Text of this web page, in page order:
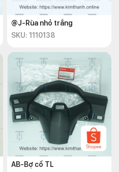
@J-Rùa nhỏ trắng
SKU: 1110138
AB-Bợ cổ TL